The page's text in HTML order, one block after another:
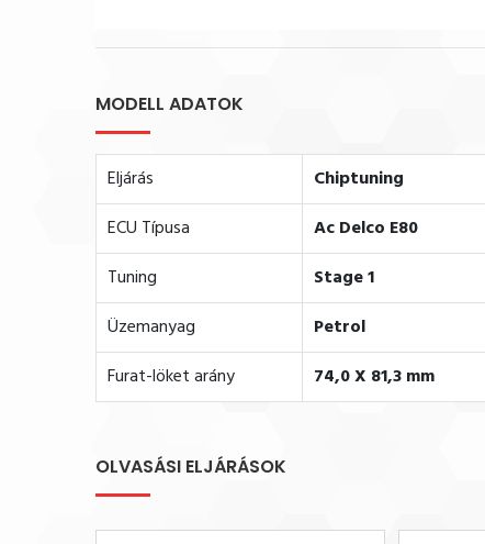
MODELL ADATOK
Eljárás
Chiptuning
ECU Típusa
Ac Delco E80
Tuning
Stage 1
Üzemanyag
Petrol
Furat-löket arány
74,0 X 81,3 mm
OLVASÁSI ELJÁRÁSOK